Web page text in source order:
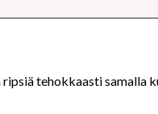
tehokkaasti samalla